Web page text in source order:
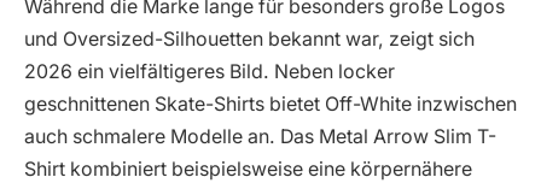
Während die Marke lange für besonders große Logos
und Oversized-Silhouetten bekannt war, zeigt sich
2026 ein vielfältigeres Bild. Neben locker
geschnittenen Skate-Shirts bietet Off-White inzwischen
auch schmalere Modelle an. Das Metal Arrow Slim T-
Shirt kombiniert beispielsweise eine körpernähere